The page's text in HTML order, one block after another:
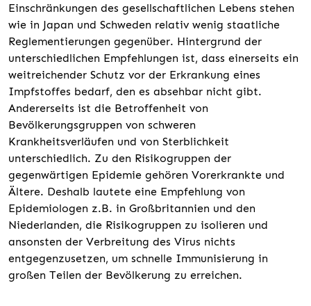
Einschränkungen des gesellschaftlichen Lebens stehen
wie in Japan und Schweden relativ wenig staatliche
Reglementierungen gegenüber. Hintergrund der
unterschiedlichen Empfehlungen ist, dass einerseits ein
weitreichender Schutz vor der Erkrankung eines
Impfstoffes bedarf, den es absehbar nicht gibt.
Andererseits ist die Betroffenheit von
Bevölkerungsgruppen von schweren
Krankheitsverläufen und von Sterblichkeit
unterschiedlich. Zu den Risikogruppen der
gegenwärtigen Epidemie gehören Vorerkrankte und
Ältere. Deshalb lautete eine Empfehlung von
Epidemiologen z.B. in Großbritannien und den
Niederlanden, die Risikogruppen zu isolieren und
ansonsten der Verbreitung des Virus nichts
entgegenzusetzen, um schnelle Immunisierung in
großen Teilen der Bevölkerung zu erreichen.